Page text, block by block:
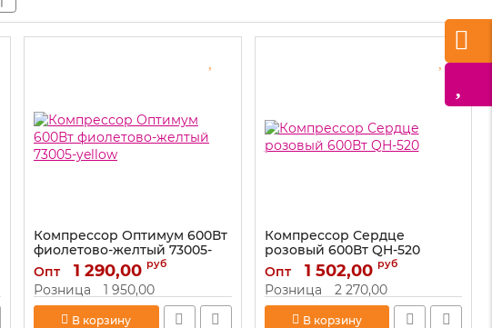
Компрессор Оптимум 600Вт
фиолетово-желтый 73005-
yellow
Артикул: 73005-yellow
Опт 1 290,00 руб
Розница 1 950,00
В корзину
Компрессор Сердце
розовый 600Вт QH-520
Артикул: QH-520
Опт 1 502,00 руб
Розница 2 270,00
В корзину